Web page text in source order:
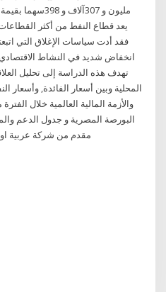
يعد قطاع النفط من أكثر
فقد أدت سياسات الإغلاق التي
انخفاض شديد في النشاط
تهدف هذه الدراسة إلى تحليل
المحلية وبين أسعار الفائدة, وأسعار
مقدم من شركة عربية